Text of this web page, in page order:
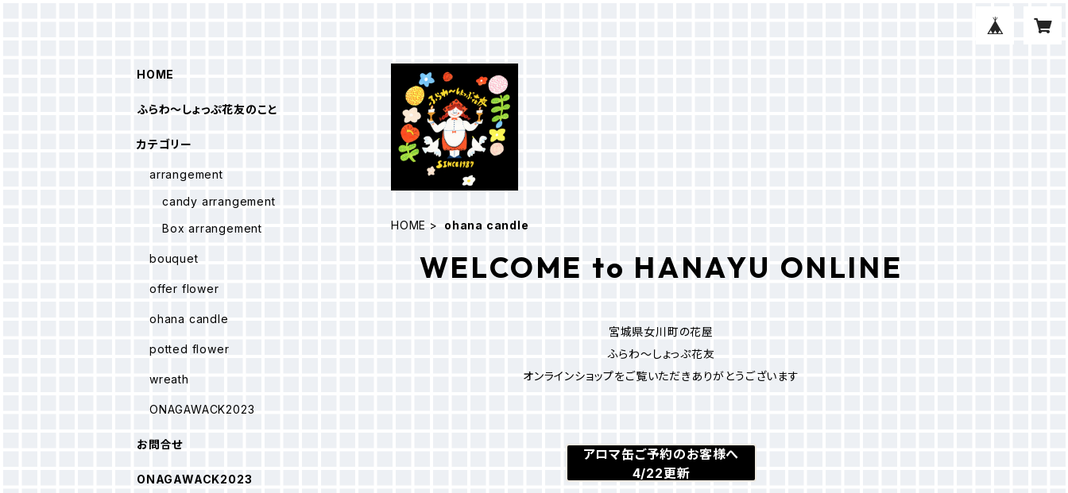
HOME ohana candle
WELCOME to HANAYU ONLINE
宮城県女川町の花屋
ふらわ～しょっぷ花友
オンラインショップをご覧いただきありがとうございます
アロマ缶ご予約のお客様へ
4/22更新
HOME
ふらわ～しょっぷ花友のこと
カテゴリー
arrangement
candy arrangement
Box arrangement
bouquet
offer flower
ohana candle
potted flower
wreath
ONAGAWACK2023
お問合せ
ONAGAWACK2023